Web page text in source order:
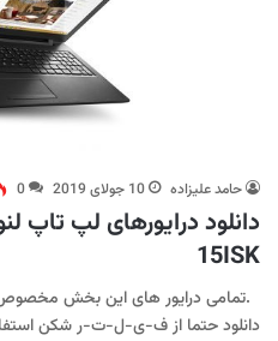
حامد علیزاده 10 جولای 2019 0
15ISK
دانلود حتما از ف-ی-ل-ت-ر شکن